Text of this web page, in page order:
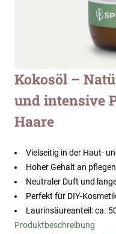
Zum
Anfang
der
springen
Kokosöl –
und intensive
Haare
Vielseitig in der Haut-
Hoher Gehalt an
Neutraler Duft und
Perfekt für DIY-
Laurinsäureanteil: ca.
Produktbeschreibung